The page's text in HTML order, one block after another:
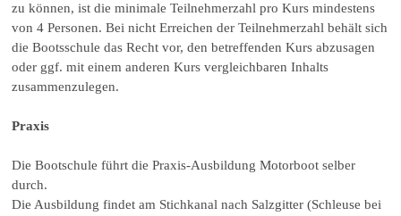
zu können, ist die minimale Teilnehmerzahl pro Kurs mindestens
von 4 Personen. Bei nicht Erreichen der Teilnehmerzahl behält sich
die Bootsschule das Recht vor, den betreffenden Kurs abzusagen
oder ggf. mit einem anderen Kurs vergleichbaren Inhalts
zusammenzulegen.
Praxis
Die Bootschule führt die Praxis-Ausbildung Motorboot selber
durch.
Die Ausbildung findet am Stichkanal nach Salzgitter (Schleuse bei